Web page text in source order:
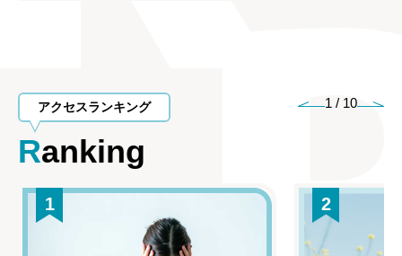
アクセスランキング
Ranking
1 / 10
1 2